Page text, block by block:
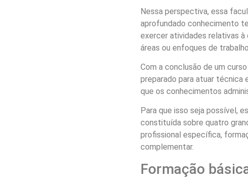
Nessa perspectiva, essa
aprofundado conhecimento
exercer atividades relativas à
áreas ou enfoques de trabalho.
Com a conclusão de um
preparado para atuar
que os conhecimentos
Para que isso seja possível,
constituída sobre quatro
profissional específica,
complementar.
Formação